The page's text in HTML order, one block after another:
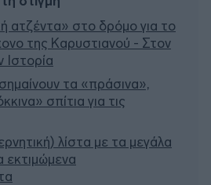
ατζέντα» στο δρόμο για το
της Καρυστιανού - Στον
Ιστορία
τα «πράσινα»,
σπίτια για τις
λίστα με τα μεγάλα
εκτιμώμενα